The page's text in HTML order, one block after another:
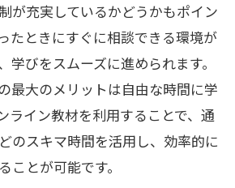
にできる学習方法
活かしたスキルアップ事例
使った時間効率の改善
講座でセルフケアのスキルを
の重要性とその効果
が充実しているかどうかもポイン
たときにすぐに相談できる環境が
学びをスムーズに進められます。
最大のメリットは自由な時間に学
ライン教材を利用することで、通
のスキマ時間を活用し、効率的に
ことが可能です。